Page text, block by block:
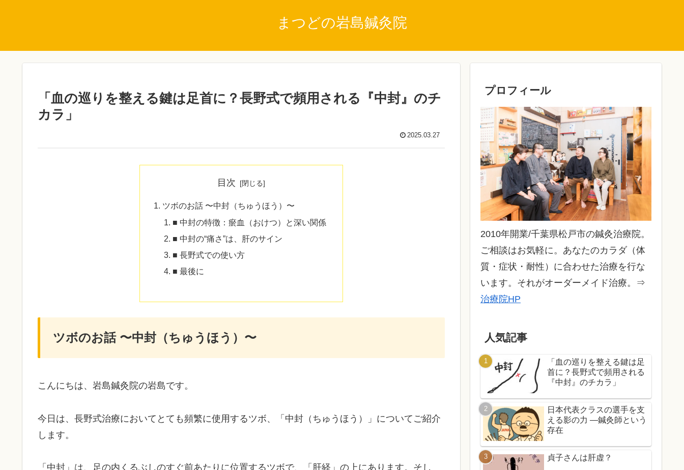
まつどの岩島鍼灸院
「血の巡りを整える鍵は足首に？長野式で頻用される『中封』のチ
カラ」
2025.03.27
目次
ツボのお話 〜中封（ちゅうほう）〜
■ 中封の特徴：瘀血（おけつ）と深い関係
■ 中封の“痛さ”は、肝のサイン
■ 長野式での使い方
■ 最後に
ツボのお話 〜中封（ちゅうほう）〜
こんにちは、岩島鍼灸院の岩島です。
今日は、長野式治療においてとても頻繁に使用するツボ、「中封（ちゅうほう）」についてご紹介
します。
「中封」は、足の内くるぶしのすぐ前あたりに位置するツボで、「肝経」の上にあります。そし
プロフィール
2010年開業/千葉県松戸市の鍼灸治療院。
ご相談はお気軽に。あなたのカラダ（体
質・症状・耐性）に合わせた治療を行な
います。それがオーダーメイド治療。⇒
治療院HP
人気記事
「血の巡りを整える鍵は足
首に？長野式で頻用される
『中封』のチカラ」
日本代表クラスの選手を支
える影の力 ―鍼灸師という
存在
貞子さんは肝虚？